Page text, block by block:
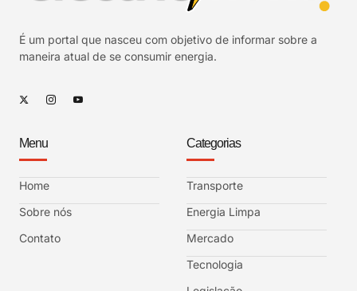
É um portal que nasceu com objetivo de informar sobre a
maneira atual de se consumir energia.
Menu
Home
Sobre nós
Contato
Categorias
Transporte
Energia Limpa
Mercado
Tecnologia